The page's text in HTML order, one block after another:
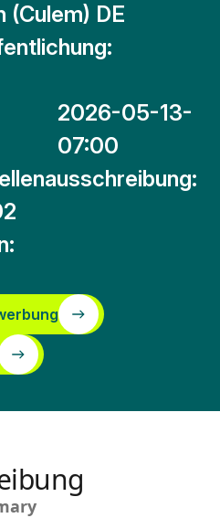
(Culem) DE
2026-05-13-
07:00